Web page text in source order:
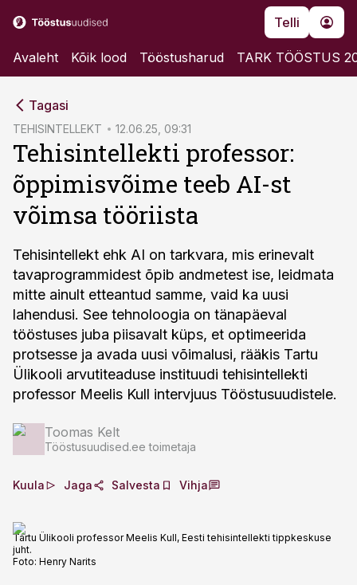
Telli
Avaleht Kõik lood Tööstusharud TARK TÖÖSTUS
Tagasi
TEHISINTELLEKT 12.06.25, 09:31
Tehisintellekti professor:
õppimisvõime teeb AI-st
võimsa tööriista
Tehisintellekt ehk AI on tarkvara, mis erinevalt
tavaprogrammidest õpib andmetest ise, leidmata
mitte ainult etteantud samme, vaid ka uusi
lahendusi. See tehnoloogia on tänapäeval
tööstuses juba piisavalt küps, et optimeerida
protsesse ja avada uusi võimalusi, rääkis Tartu
Ülikooli arvutiteaduse instituudi tehisintellekti
professor Meelis Kull intervjuus Tööstusuudistele.
Toomas Kelt
Tööstusuudised.ee toimetaja
Kuula Jaga Salvesta Vihja
Tartu Ülikooli professor Meelis Kull, Eesti tehisintellekti tippkeskuse
juht.
Foto: Henry Narits